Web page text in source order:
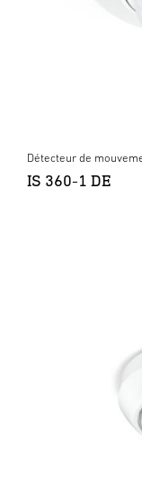
Détecteur de
IS 360-1 DE